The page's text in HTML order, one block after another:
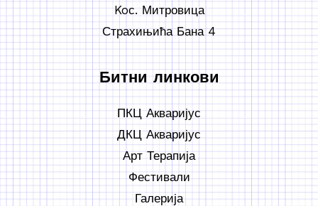
Koс. Митровица
Страхињића Бана 4
Битни линкови
ПКЦ Акваријус
ДКЦ Акваријус
Арт Терапија
Фестивали
Галерија